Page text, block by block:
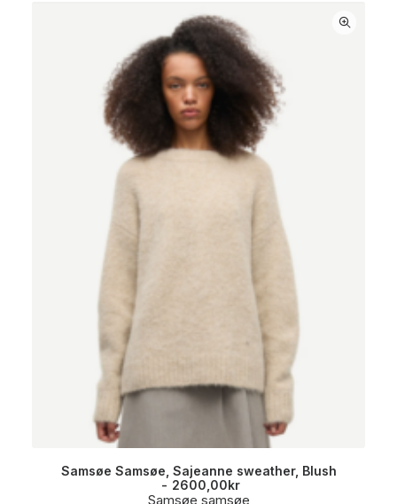
Samsøe Samsøe, Sajeanne sweather, Blush
2600,00kr
Samsøe samsøe